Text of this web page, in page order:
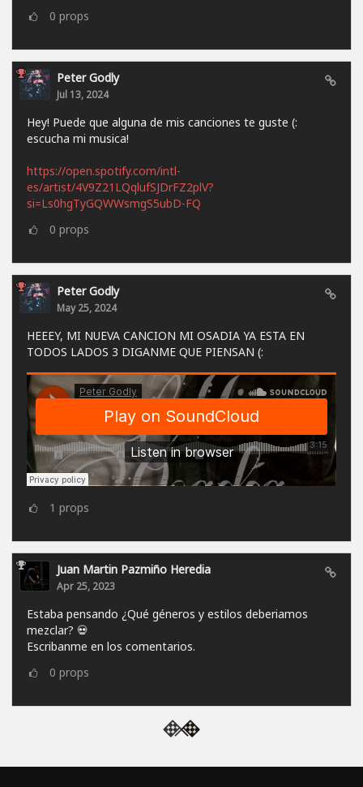
0 props
Peter Godly
Jul 13, 2024
Hey! Puede que alguna de mis canciones te guste (:
escucha mi musica!
https://open.spotify.com/intl-
es/artist/4V9Z21LQqlufSJDrFZ2plV?
si=Ls0hgTyGQWWsmgS5ubD-FQ
0 props
Peter Godly
May 25, 2024
HEEEY, MI NUEVA CANCION MI OSADIA YA ESTA EN
TODOS LADOS 3 DIGANME QUE PIENSAN (:
1 props
Juan Martin Pazmiño Heredia
Apr 25, 2023
Estaba pensando ¿Qué géneros y estilos deberiamos
mezclar? 💀
Escribanme en los comentarios.
0 props